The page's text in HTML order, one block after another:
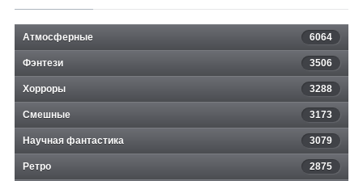
Атмосферные 6064
Фэнтези 3506
Хорроры 3288
Смешные 3173
Научная фантастика 3079
Ретро 2875